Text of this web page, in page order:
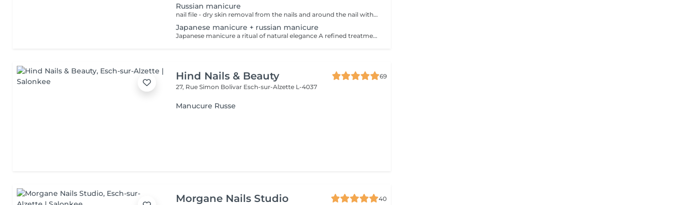
Russian manicure
nail file - dry skin removal from the nails and around the nail with special bits and scissor - nail and skin moisturising I make Russian manicure, which is the most sophisticated technique. I remove the dead, dry skin from the nails and around the nails with special manicure bits and scissors. The result is a perfect nail and skin surface. You will feel as if somebody exchanged your hands.
Japanese manicure + russian manicure
Japanese manicure a ritual of natural elegance A refined treatment for those who cannot wear or choose not to wear gel polish or artificial nails and prefer a clean, natural, short style. Nails become beautifully cared for, smooth and naturally shiny without polish. This treatment uses a natural paste enriched with beeswax, keratin, vitamins and minerals. Premium care for your hands, which also includes a russian manicure for perfectly prepared cuticles. Ideal for weak, tired or brittle nails.
Hind Nails & Beauty
69
27, Rue Simon Bolivar Esch-sur-Alzette L-4037
Manucure Russe
Morgane Nails Studio
40